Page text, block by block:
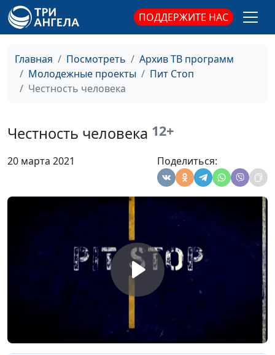
ПОДДЕРЖИТЕ НАС
Главная Посмотреть
Архив ТВ программ
Молодежные проекты
Пит Стоп
Честность человека
Честность человека 12+
20 марта 2021 Поделиться:
Существует ли
Дмитрий Булатов,
Наталья Булатова,
Милена Закаменных,
Егор Суслов
#105
Дмитрий Булатов,
Наталья Булатова,
Милена Закаменных,
Егор Суслов
#104